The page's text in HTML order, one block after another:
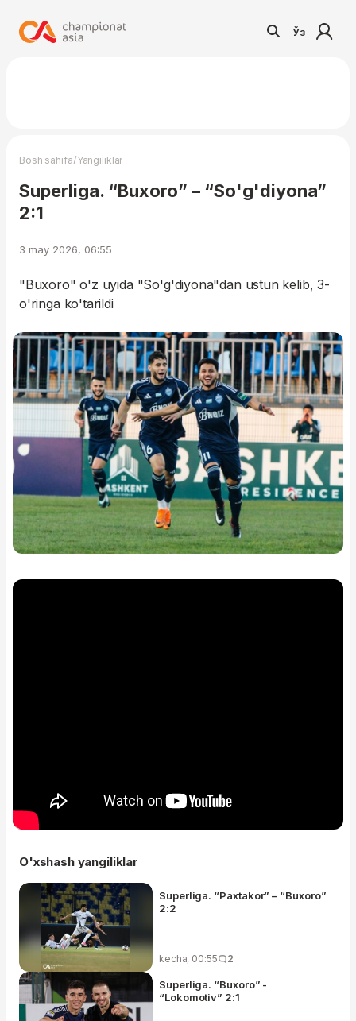
Ўз
Bosh sahifa/Yangiliklar
Superliga. “Buxoro” – “So'g'diyona”
2:1
3 may 2026, 06:55
"Buxoro" o'z uyida "So'g'diyona"dan ustun kelib, 3-
o'ringa ko'tarildi
O'xshash yangiliklar
Superliga. “Paxtakor” – “Buxoro”
2:2
kecha, 00:55 2
Superliga. “Buxoro” -
“Lokomotiv” 2:1